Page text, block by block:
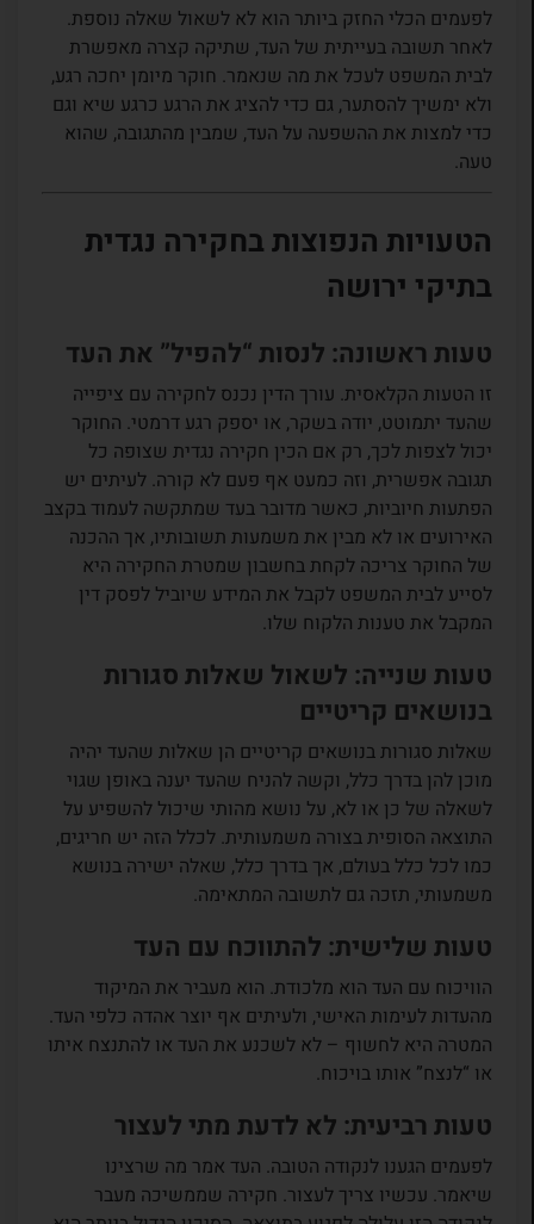
לפעמים הכלי החזק ביותר הוא לא לשאול שאלה נוספת.
לאחר תשובה בעייתית של העד, שתיקה קצרה מאפשרת
לבית המשפט לעכל את מה שנאמר. חוקר מיומן יחכה רגע,
ולא ימשיך להסתער, גם כדי להציג את הרגע כרגע שיא וגם
כדי למצות את ההשפעה על העד, שמבין מהתגובה, שהוא
טעה.
הטעויות הנפוצות בחקירה נגדית
בתיקי ירושה
טעות ראשונה: לנסות “להפיל” את העד
זו הטעות הקלאסית. עורך הדין נכנס לחקירה עם ציפייה
שהעד יתמוטט, יודה בשקר, או יספק רגע דרמטי. החוקר
יכול לצפות לכך, רק אם הכין חקירה נגדית שצופה כל
תגובה אפשרית, וזה כמעט אף פעם לא קורה. לעיתים יש
הפתעות חיוביות, כאשר מדובר בעד שמתקשה לעמוד בקצב
האירועים או לא מבין את משמעות תשובותיו, אך ההכנה
של החוקר צריכה לקחת בחשבון שמטרת החקירה היא
לסייע לבית המשפט לקבל את המידע שיוביל לפסק דין
המקבל את טענות הלקוח שלו.
טעות שנייה: לשאול שאלות סגורות
בנושאים קריטיים
שאלות סגורות בנושאים קריטיים הן שאלות שהעד יהיה
מוכן להן בדרך כלל, וקשה להניח שהעד יענה באופן שגוי
לשאלה של כן או לא, על נושא מהותי שיכול להשפיע על
התוצאה הסופית בצורה משמעותית. לכלל הזה יש חריגים,
כמו לכל כלל בעולם, אך בדרך כלל, שאלה ישירה בנושא
משמעותי, תזכה גם לתשובה המתאימה.
טעות שלישית: להתווכח עם העד
הוויכוח עם העד הוא מלכודת. הוא מעביר את המיקוד
מהעדות לעימות האישי, ולעיתים אף יוצר אהדה כלפי העד.
המטרה היא לחשוף – לא לשכנע את העד או להתנצח איתו
או “לנצח” אותו בויכוח.
טעות רביעית: לא לדעת מתי לעצור
לפעמים הגענו לנקודה הטובה. העד אמר מה שרצינו
שיאמר. עכשיו צריך לעצור. חקירה שממשיכה מעבר